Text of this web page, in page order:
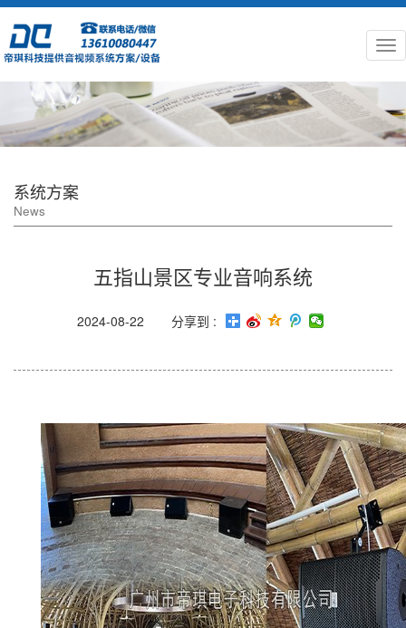
系统方案
News
五指山景区专业音响系统
2024-08-22 分享到 :